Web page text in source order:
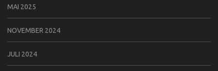
MAI 2025
NOVEMBER 2024
JULI 2024